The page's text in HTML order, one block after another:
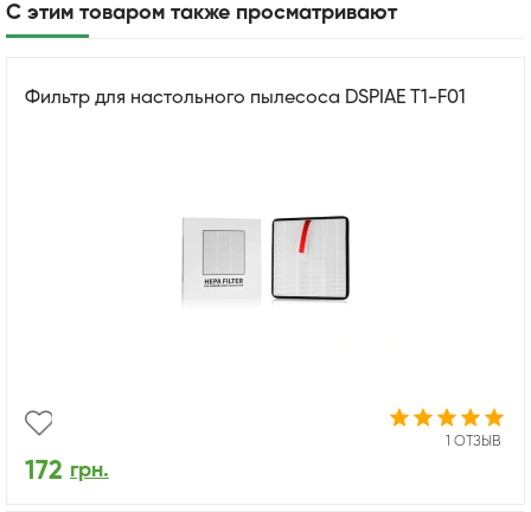
С этим товаром также просматривают
Фильтр для настольного пылесоса DSPIAE T1-F01
1 ОТЗЫВ
172 грн.